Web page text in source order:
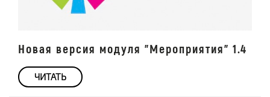
Новая версия модуля "Мероприятия" 1.4
ЧИТАТЬ